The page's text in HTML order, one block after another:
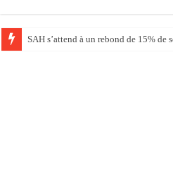
SAH s’attend à un rebond de 15% de